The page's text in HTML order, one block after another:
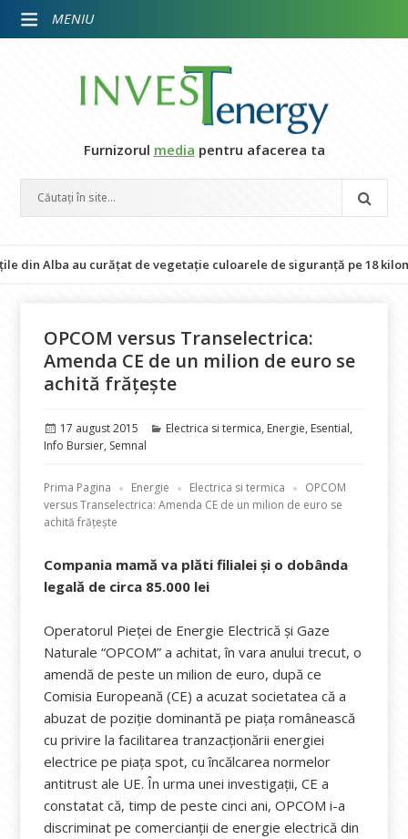
Furnizorul media pentru afacerea ta
au curățat de vegetație culoarele de siguranță pe 18 kilometri
OPCOM versus Transelectrica:
Amenda CE de un milion de euro se
achită frățește
Publicat
pe
17 august 2015 Categorii
Electrica si termica, Energie, Esential,
Info Bursier, Semnal
Prima Pagina Energie Electrica si termica
OPCOM
versus Transelectrica: Amenda CE de un milion de euro se
achită frățește
Compania mamă va plăti filialei și o dobânda
legală de circa 85.000 lei
Operatorul Pieței de Energie Electrică și Gaze
Naturale “OPCOM” a achitat, în vara anului trecut, o
amendă de peste un milion de euro, după ce
Comisia Europeană (CE) a acuzat societatea că a
abuzat de poziție dominantă pe piaţa românească
cu privire la facilitarea tranzacționării energiei
electrice pe piața spot, cu încălcarea normelor
antitrust ale UE. În urma unei investigații, CE a
constatat că, timp de peste cinci ani, OPCOM i-a
discriminat pe comercianţii de energie electrică din
MENIU